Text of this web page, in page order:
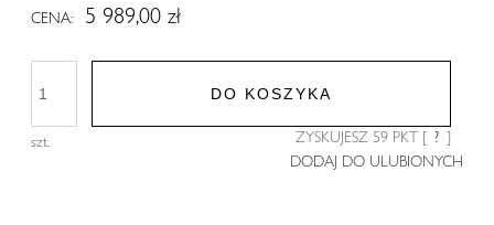
CENA: 5 989,00 zł
szt.
DO KOSZYKA
ZYSKUJESZ 59PKT [ ? ]
DODAJ DO ULUBIONYCH